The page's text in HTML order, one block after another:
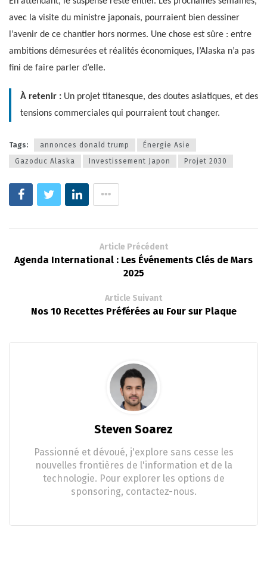
avec la visite du ministre japonais, pourraient bien dessiner
l’avenir de ce chantier hors normes. Une chose est sûre : entre
ambitions démesurées et réalités économiques, l’Alaska n’a pas
fini de faire parler d’elle.
À retenir : Un projet titanesque, des doutes asiatiques, et des
tensions commerciales qui pourraient tout changer.
Tags: annonces donald trump
Énergie Asie
Gazoduc Alaska
Investissement Japon Projet 2030
Article Précédent
Agenda International : Les Événements Clés de Mars
2025
Article Suivant
Nos 10 Recettes Préférées au Four sur Plaque
Steven Soarez
Passionné et dévoué, j'explore sans cesse les
nouvelles frontières de l'information et de la
technologie. Pour explorer les options de
sponsoring, contactez-nous.